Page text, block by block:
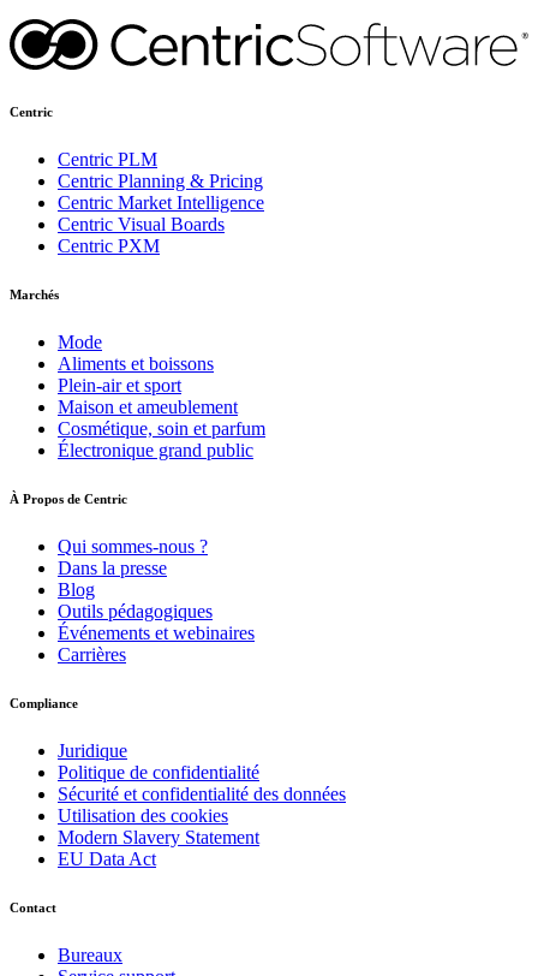
Centric
Centric PLM
Centric Planning & Pricing
Centric Market Intelligence
Centric Visual Boards
Centric PXM
Marchés
Mode
Aliments et boissons
Plein-air et sport
Maison et ameublement
Cosmétique, soin et parfum
Électronique grand public
À Propos de Centric
Qui sommes-nous ?
Dans la presse
Blog
Outils pédagogiques
Événements et webinaires
Carrières
Compliance
Juridique
Politique de confidentialité
Sécurité et confidentialité des données
Utilisation des cookies
Modern Slavery Statement
EU Data Act
Contact
Bureaux